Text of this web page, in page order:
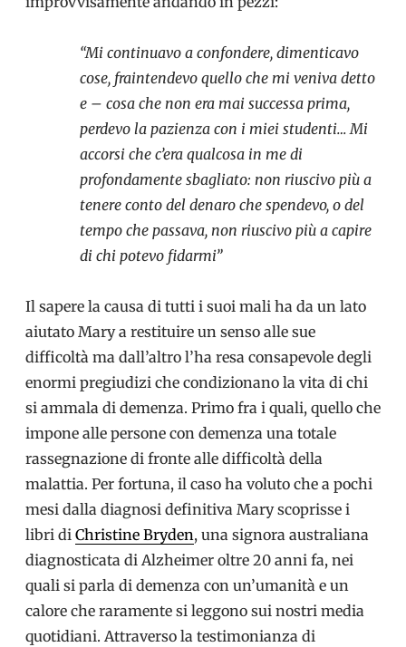
“Mi continuavo a confondere, dimenticavo
cose, fraintendevo quello che mi veniva detto
e – cosa che non era mai successa prima,
perdevo la pazienza con i miei studenti… Mi
accorsi che c’era qualcosa in me di
profondamente sbagliato: non riuscivo più a
tenere conto del denaro che spendevo, o del
tempo che passava, non riuscivo più a capire
di chi potevo fidarmi”
Il sapere la causa di tutti i suoi mali ha da un lato
aiutato Mary a restituire un senso alle sue
difficoltà ma dall’altro l’ha resa consapevole degli
enormi pregiudizi che condizionano la vita di chi
si ammala di demenza. Primo fra i quali, quello che
impone alle persone con demenza una totale
rassegnazione di fronte alle difficoltà della
malattia. Per fortuna, il caso ha voluto che a pochi
mesi dalla diagnosi definitiva Mary scoprisse i
libri di Christine Bryden, una signora australiana
diagnosticata di Alzheimer oltre 20 anni fa, nei
quali si parla di demenza con un’umanità e un
calore che raramente si leggono sui nostri media
quotidiani. Attraverso la testimonianza di